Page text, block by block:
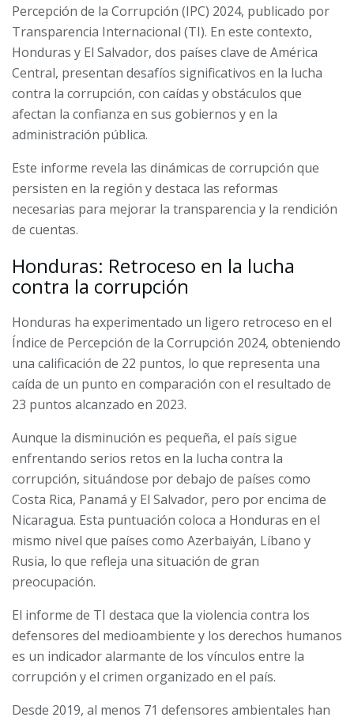
Percepción de la Corrupción (IPC) 2024, publicado por
Transparencia Internacional (TI). En este contexto,
Honduras y El Salvador, dos países clave de América
Central, presentan desafíos significativos en la lucha
contra la corrupción, con caídas y obstáculos que
afectan la confianza en sus gobiernos y en la
administración pública.
Este informe revela las dinámicas de corrupción que
persisten en la región y destaca las reformas
necesarias para mejorar la transparencia y la rendición
de cuentas.
Honduras: Retroceso en la lucha
contra la corrupción
Honduras ha experimentado un ligero retroceso en el
Índice de Percepción de la Corrupción 2024, obteniendo
una calificación de 22 puntos, lo que representa una
caída de un punto en comparación con el resultado de
23 puntos alcanzado en 2023.
Aunque la disminución es pequeña, el país sigue
enfrentando serios retos en la lucha contra la
corrupción, situándose por debajo de países como
Costa Rica, Panamá y El Salvador, pero por encima de
Nicaragua. Esta puntuación coloca a Honduras en el
mismo nivel que países como Azerbaiyán, Líbano y
Rusia, lo que refleja una situación de gran
preocupación.
El informe de TI destaca que la violencia contra los
defensores del medioambiente y los derechos humanos
es un indicador alarmante de los vínculos entre la
corrupción y el crimen organizado en el país.
Desde 2019, al menos 71 defensores ambientales han